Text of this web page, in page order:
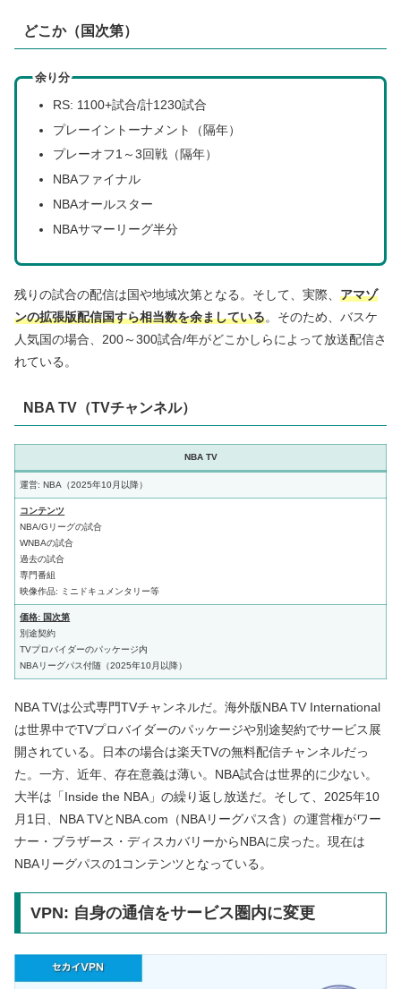
どこか（国次第）
余り分
RS: 1100+試合/計1230試合
プレーイントーナメント（隔年）
プレーオフ1～3回戦（隔年）
NBAファイナル
NBAオールスター
NBAサマーリーグ半分
残りの試合の配信は国や地域次第となる。そして、実際、 アマゾ
ンの拡張版配信国すら相当数を余ましている。そのため、バスケ
人気国の場合、200～300試合/年がどこかしらによって放送配信さ
れている。
NBA TV（TVチャンネル）
NBA TV
運営: NBA（2025年10月以降）
コンテンツ
NBA/Gリーグの試合
WNBAの試合
過去の試合
専門番組
映像作品: ミニドキュメンタリー等
価格: 国次第
別途契約
TVプロバイダーのパッケージ内
NBAリーグパス付随（2025年10月以降）
NBA TVは公式専門TVチャンネルだ。海外版NBA TV International
は世界中でTVプロバイダーのパッケージや別途契約でサービス展
開されている。日本の場合は楽天TVの無料配信チャンネルだっ
た。一方、近年、存在意義は薄い。NBA試合は世界的に少ない。
大半は「Inside the NBA」の繰り返し放送だ。そして、2025年10
月1日、NBA TVとNBA.com（NBAリーグパス含）の運営権がワー
ナー・ブラザース・ディスカバリーからNBAに戻った。現在は
NBAリーグパスの1コンテンツとなっている。
VPN: 自身の通信をサービス圏内に変更